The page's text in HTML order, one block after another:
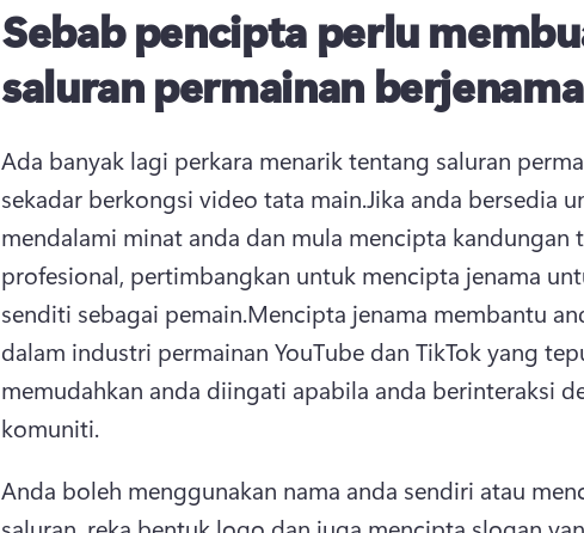
Sebab pencipta perlu
saluran permainan berjenama
Ada banyak lagi perkara menarik tentang saluran
sekadar berkongsi video tata main.Jika anda bersedia
mendalami minat anda dan mula mencipta kandungan
profesional, pertimbangkan untuk mencipta jenama
senditi sebagai pemain.Mencipta jenama membantu
dalam industri permainan YouTube dan TikTok yang
memudahkan anda diingati apabila anda berinteraksi
komuniti.
Anda boleh menggunakan nama anda sendiri atau